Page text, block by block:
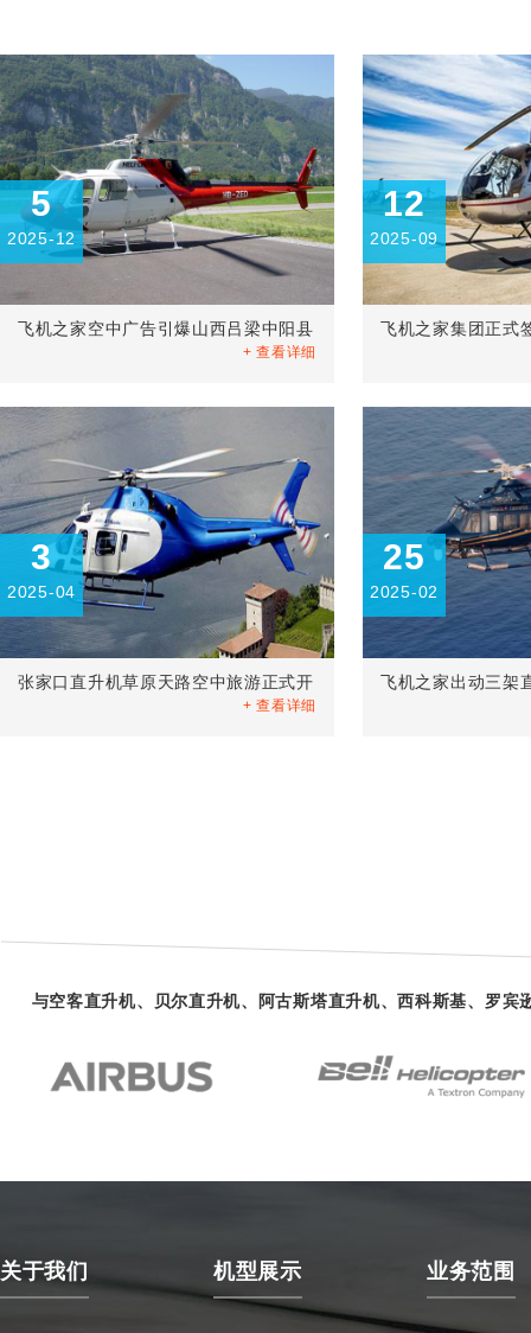
5
2025-12
飞机之家空中广告引爆山西吕梁中阳县
+ 查看详细
12
2025-09
飞机之家集团正式
3
2025-04
张家口直升机草原天路空中旅游正式开
+ 查看详细
25
2025-02
飞机之家出动三架
与空客直升机、贝尔直升机、阿古斯塔直升机、西科斯基、罗
关于我们 机型展示 业务范围